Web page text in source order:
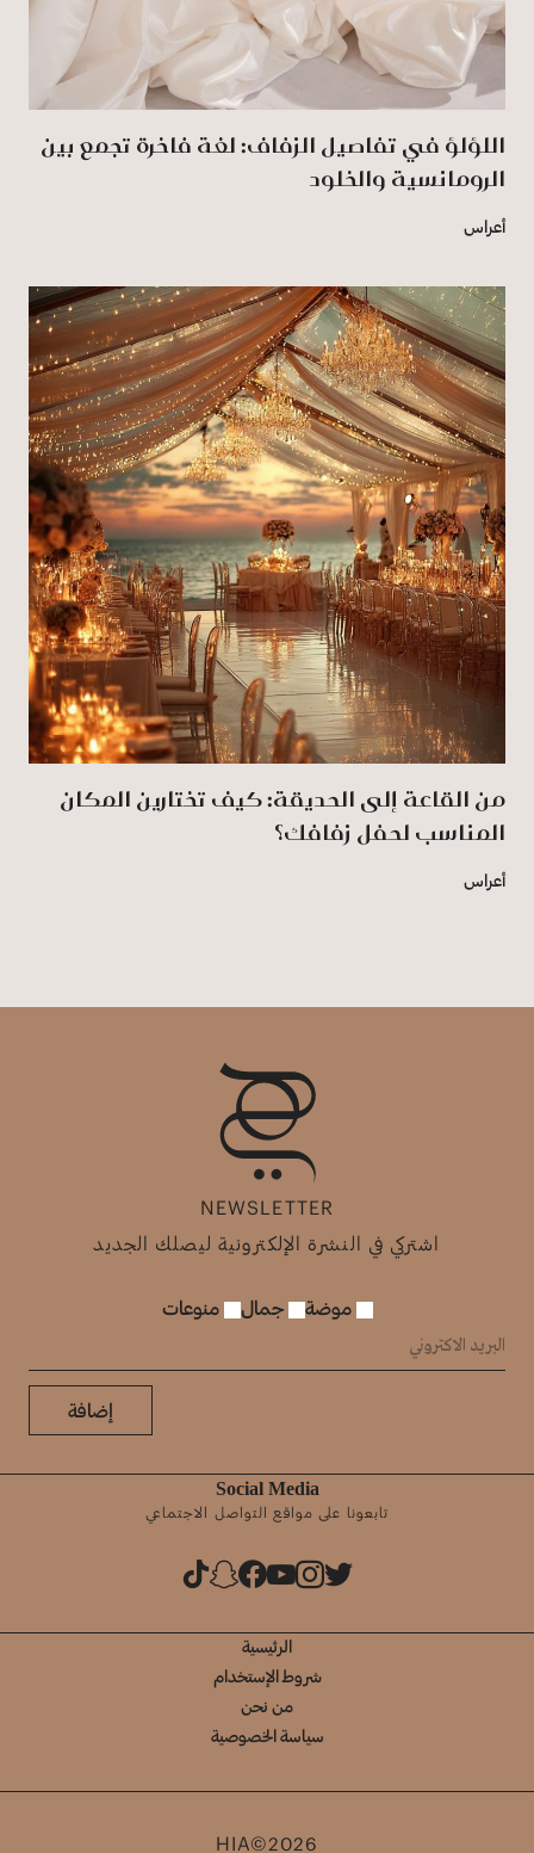
اللؤلؤ في تفاصيل الزفاف: لغة فاخرة تجمع بين
الرومانسية والخلود
أعراس
من القاعة إلى الحديقة: كيف تختارين المكان
المناسب لحفل زفافك؟
أعراس
NEWSLETTER
اشتركي في النشرة الإلكترونية ليصلك الجديد
موضة جمال منوعات
إضافة
Social Media
تابعونا على مواقع التواصل الاجتماعي
الرئيسية
شروط الإستخدام
من نحن
سياسة الخصوصية
HIA©2026